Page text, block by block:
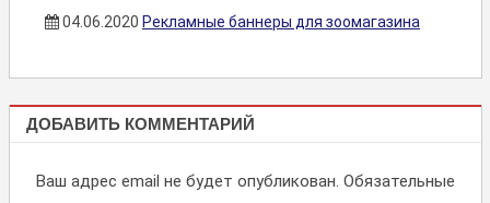
04.06.2020 Рекламные баннеры для зоомагазина
БРАНДМАУЭРЫ,
ПАННО,
ДОБАВИТЬ КОММЕНТАРИЙ
Ваш адрес email не будет опубликован. Обязательные